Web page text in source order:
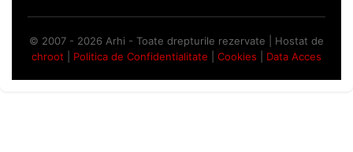
© 2007 - 2026 Arhi - Toate drepturile rezervate | Hostat de
chroot
Politica de Confidentialitate Cookies Data Acces